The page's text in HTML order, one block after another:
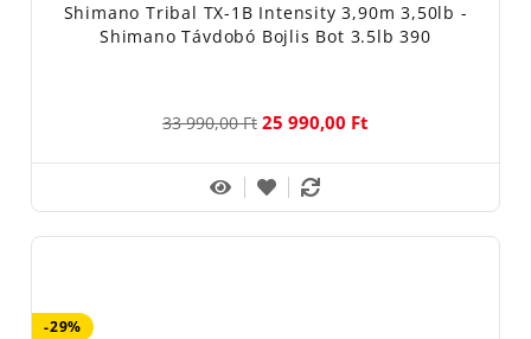
bojlis választja ezeket a botokat.
Siimano bojlis botok a pontyozó horgászok örömére.
pontyozó botja és ideális a kezdő szintű horgászok számára. A
karbon-kompozitból felépített elegáns kialakítású TX-1 kiváló,
sokoldalú teljesítményt nyújt különféle horgászati ​​technikákhoz.
horgászok számára, akik pénztárcabarát botokat keresnek, a TX-
Shimano Tribal TX-1B Intensity 3,90m 3,50lb -
Shimano Távdobó Bojlis Bot 3.5lb 390
33 990,00 Ft 25 990,00 Ft
-29%